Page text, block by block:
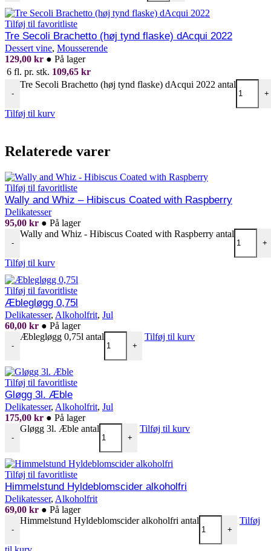
Tilføj til favoritliste
Tre Secoli Brachetto (høj tynd flaske) dAcqui 2022
Dessert vine, Mousserende
129,00 kr ● På lager
6 fl. pr. stk. 109,65 kr
-
Tre Secoli Brachetto (høj tynd flaske) dAcqui 2022 antal
+
Tilføj til kurv
Relaterede varer
Tilføj til favoritliste
Wally and Whiz – Hibiscus Coated with Raspberry
Delikatesser
95,00 kr ● På lager
-
Wally and Whiz - Hibiscus Coated with Raspberry antal
+
Tilføj til kurv
Tilføj til favoritliste
Æblegløgg 0,75l
Delikatesser, Alkoholfrit, Jul
60,00 kr ● På lager
-
Æblegløgg 0,75l antal
+
Tilføj til kurv
Tilføj til favoritliste
Gløgg 3l. Æble
Delikatesser, Alkoholfrit, Jul
175,00 kr ● På lager
-
Gløgg 3l. Æble antal
+
Tilføj til kurv
Tilføj til favoritliste
Himmelstund Hyldeblomscider alkoholfri
Delikatesser, Alkoholfrit
69,00 kr ● På lager
-
Himmelstund Hyldeblomscider alkoholfri antal
+
Tilføj